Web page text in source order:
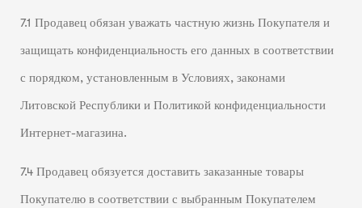
7.1 Продавец обязан уважать частную жизнь Покупателя и
защищать конфиденциальность его данных в соответствии
с порядком, установленным в Условиях, законами
Литовской Республики и Политикой конфиденциальности
Интернет-магазина.
7.4 Продавец обязуется доставить заказанные товары
Покупателю в соответствии с выбранным Покупателем